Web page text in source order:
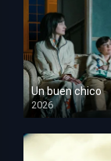
Un buen chico
2026
HD 1080p